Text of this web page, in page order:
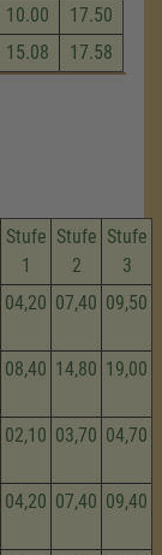
10.00
17.50
15.08 17.58
Stufe
1
Stufe
2
Stufe
3
04,20 07,40 09,50
08,40 14,80 19,00
02,10 03,70 04,70
04,20 07,40 09,40